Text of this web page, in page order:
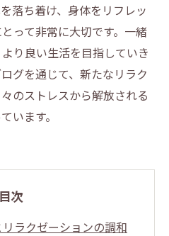
落ち着け、身体をリフレッ
って非常に大切です。一緒
り良い生活を目指していき
グを通じて、新たなリラク
のストレスから解放される
います。
目次
ラクゼーションの調和